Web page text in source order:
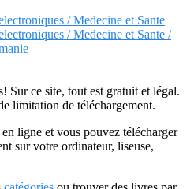
/ Medecine et Sante
/ Medecine et Sante /
Sur ce site, tout est gratuit et légal.
limitation de téléchargement.
ligne et vous pouvez télécharger
sur votre ordinateur, liseuse,